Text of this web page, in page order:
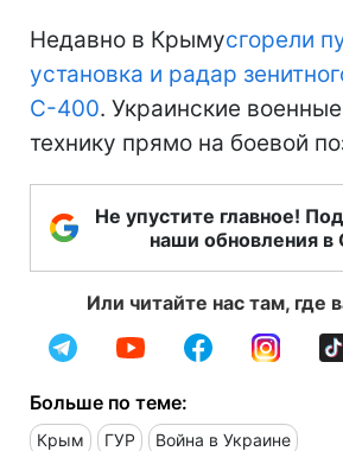
Недавно в Крымусгорели
установка и радар
С-400. Украинские
технику прямо на боевой
Не упустите главное!
наши обновления в
Или читайте нас там, где
Больше по теме:
Крым ГУР Война в Украине